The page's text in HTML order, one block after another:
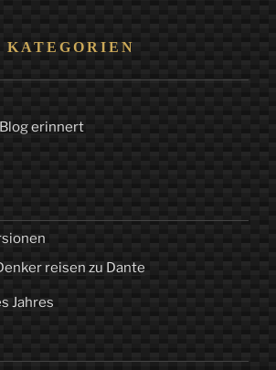
KATEGORIEN
erinnert
reisen zu Dante
Jahres